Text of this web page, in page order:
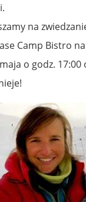
na
Camp Bistro
maja o godz.